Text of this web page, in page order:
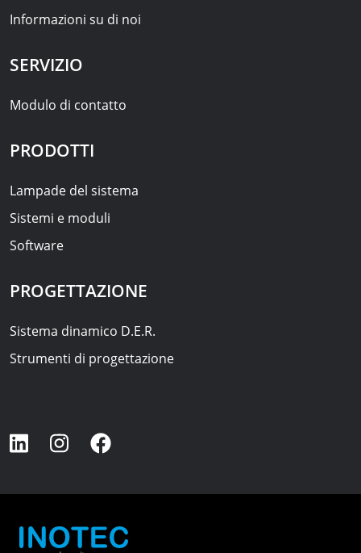
Informazioni su di noi
SERVIZIO
Modulo di contatto
PRODOTTI
Lampade del sistema
Sistemi e moduli
Software
PROGETTAZIONE
Sistema dinamico D.E.R.
Strumenti di progettazione